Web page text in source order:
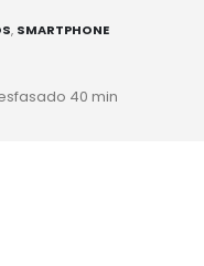
, SMARTPHONE
40 min